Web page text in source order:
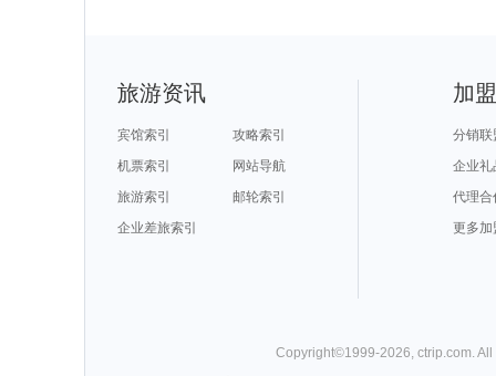
旅游资讯
宾馆索引
攻略索引
机票索引
网站导航
旅游索引
邮轮索引
企业差旅索引
加
分销联
企业礼
代理合
更多加
Copyright©1999-2026 ctrip.com .